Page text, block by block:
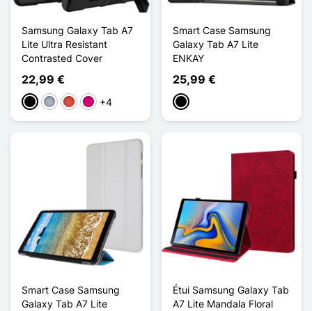
Samsung Galaxy Tab A7
Lite Ultra Resistant
Contrasted Cover
22,99 €
Schwarz
GrauRot Magenta
+4
Smart Case Samsung
Galaxy Tab A7 Lite
ENKAY
25,99 €
Schwarz
Smart Case Samsung
Galaxy Tab A7 Lite
Étui Samsung Galaxy Tab
A7 Lite Mandala Floral